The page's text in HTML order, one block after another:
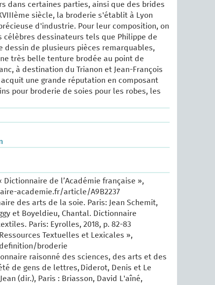
dans certaines parties, ainsi que des brides
siècle, la broderie s'établit à Lyon
d'industrie. Pour leur composition, on
célèbres dessinateurs tels que Philippe de
dessin de plusieurs pièces remarquables,
très belle tenture brodée au point de
à destination du Trianon et Jean-François
acquit une grande réputation en composant
pour broderie de soies pour les robes, les
Dictionnaire de l’Académie française »,
academie.fr/article/A9B2237
des arts de la soie. Paris: Jean Schemit,
et Boyeldieu, Chantal. Dictionnaire
Paris: Eyrolles, 2018, p. 82-83
Textuelles et Lexicales »,
broderie
raisonné des sciences, des arts et des
de gens de lettres, Diderot, Denis et Le
(dir.), Paris : Briasson, David L'aîné,